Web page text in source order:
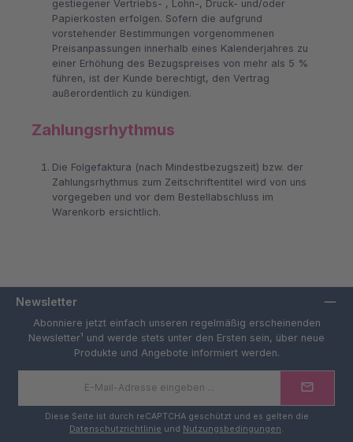
gestiegener Vertriebs- , Lohn-, Druck- und/oder
Papierkosten erfolgen. Sofern die aufgrund
vorstehender Bestimmungen vorgenommenen
Preisanpassungen innerhalb eines Kalenderjahres zu
einer Erhöhung des Bezugspreises von mehr als 5 %
führen, ist der Kunde berechtigt, den Vertrag
außerordentlich zu kündigen.
Zahlungsrhythmus
Die Folgefaktura (nach Mindestbezugszeit) bzw. der
Zahlungsrhythmus zum Zeitschriftentitel wird von uns
vorgegeben und vor dem Bestellabschluss im
Warenkorb ersichtlich.
Newsletter
Abonniere jetzt einfach unseren regelmäßig erscheinenden
Newsletter¹ und werde stets unter den Ersten sein, über neue
Produkte und Angebote informiert werden.
Diese Seite ist durch reCAPTCHA geschützt und es gelten die
Datenschutzrichtlinie und Nutzungsbedingungen.